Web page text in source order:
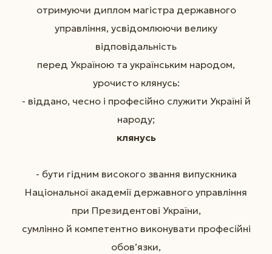
отримуючи диплом магістра державного
управління, усвідомлюючи велику
відповідальність
перед Україною та українським народом,
урочисто клянусь:
- віддано, чесно і професійно служити Україні й
народу;
клянусь
- бути гідним високого звання випускника
Національної академії державного управління
при Президентові України,
сумлінно й компетентно виконувати професійні
обов’язки,